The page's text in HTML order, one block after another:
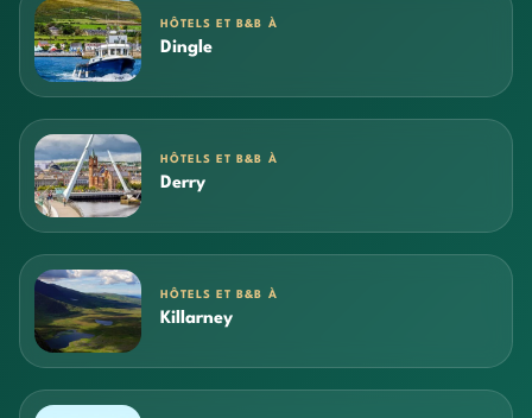
HÔTELS ET B&B À
Dingle
HÔTELS ET B&B À
Derry
HÔTELS ET B&B À
Killarney